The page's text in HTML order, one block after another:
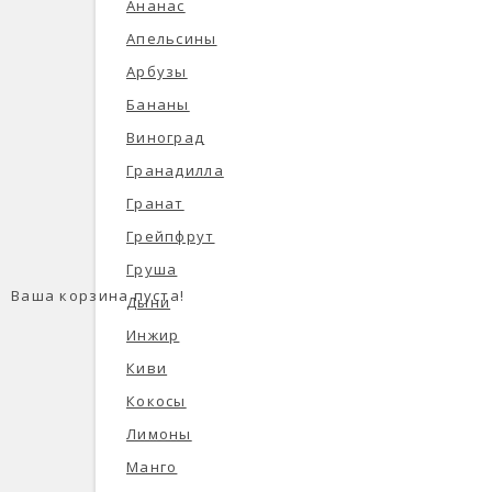
Ваша корзина пуста!
Ананас
Апельсины
Арбузы
Бананы
Виноград
Гранадилла
Гранат
Грейпфрут
Груша
Дыни
Инжир
Киви
Кокосы
Лимоны
Манго